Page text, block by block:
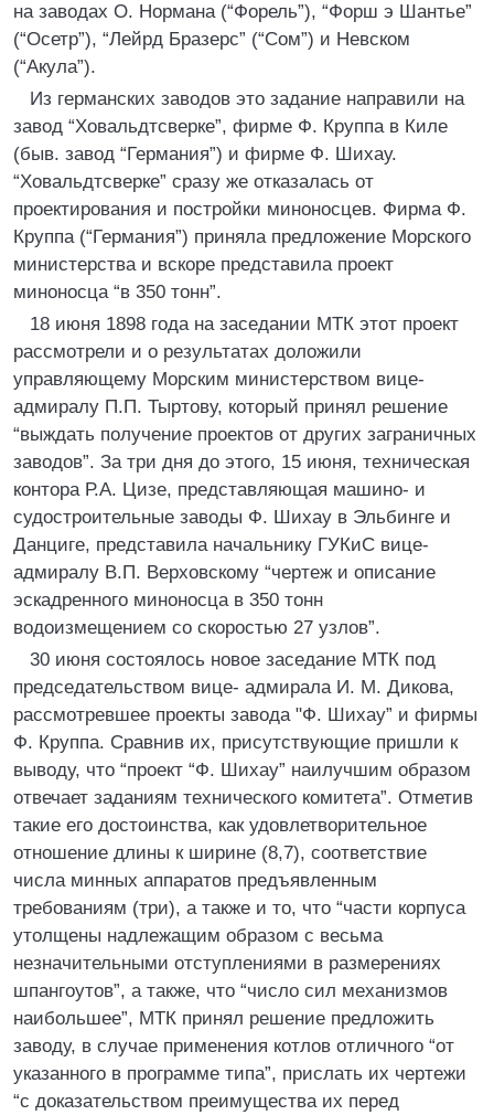
на заводах О. Нормана (“Форель”), “Форш э Шантье”
(“Осетр”), “Лейрд Бразерс” (“Сом”) и Невском
(“Акула”).
Из германских заводов это задание направили на
завод “Ховальдтсверке”, фирме Ф. Круппа в Киле
(быв. завод “Германия”) и фирме Ф. Шихау.
“Ховальдтсверке” сразу же отказалась от
проектирования и постройки миноносцев. Фирма Ф.
Круппа (“Германия”) приняла предложение Морского
министерства и вскоре представила проект
миноносца “в 350 тонн”.
18 июня 1898 года на заседании МТК этот проект
рассмотрели и о результатах доложили
управляющему Морским министерством вице-
адмиралу П.П. Тыртову, который принял решение
“выждать получение проектов от других заграничных
заводов”. За три дня до этого, 15 июня, техническая
контора Р.А. Цизе, представляющая машино- и
судостроительные заводы Ф. Шихау в Эльбинге и
Данциге, представила начальнику ГУКиС вице-
адмиралу В.П. Верховскому “чертеж и описание
эскадренного миноносца в 350 тонн
водоизмещением со скоростью 27 узлов”.
30 июня состоялось новое заседание МТК под
председательством вице- адмирала И. М. Дикова,
рассмотревшее проекты завода "Ф. Шихау” и фирмы
Ф. Круппа. Сравнив их, присутствующие пришли к
выводу, что “проект “Ф. Шихау” наилучшим образом
отвечает заданиям технического комитета”. Отметив
такие его достоинства, как удовлетворительное
отношение длины к ширине (8,7), соответствие
числа минных аппаратов предъявленным
требованиям (три), а также и то, что “части корпуса
утолщены надлежащим образом с весьма
незначительными отступлениями в размерениях
шпангоутов”, а также, что “число сил механизмов
наибольшее”, МТК принял решение предложить
заводу, в случае применения котлов отличного “от
указанного в программе типа”, прислать их чертежи
“с доказательством преимущества их перед